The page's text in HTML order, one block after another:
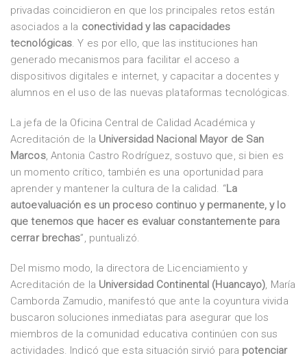
privadas coincidieron en que los principales retos están
asociados a la conectividad y las capacidades
tecnológicas. Y es por ello, que las instituciones han
generado mecanismos para facilitar el acceso a
dispositivos digitales e internet, y capacitar a docentes y
alumnos en el uso de las nuevas plataformas tecnológicas.
La jefa de la Oficina Central de Calidad Académica y
Acreditación de la Universidad Nacional Mayor de San
Marcos, Antonia Castro Rodríguez, sostuvo que, si bien es
un momento crítico, también es una oportunidad para
aprender y mantener la cultura de la calidad. “La
autoevaluación es un proceso continuo y permanente, y lo
que tenemos que hacer es evaluar constantemente para
cerrar brechas”, puntualizó.
Del mismo modo, la directora de Licenciamiento y
Acreditación de la Universidad Continental (Huancayo), María
Camborda Zamudio, manifestó que ante la coyuntura vivida
buscaron soluciones inmediatas para asegurar que los
miembros de la comunidad educativa continúen con sus
actividades. Indicó que esta situación sirvió para potenciar